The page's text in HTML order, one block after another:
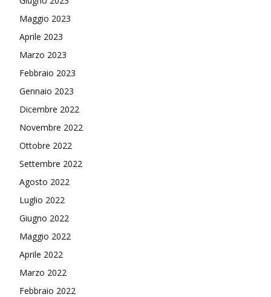
Maggio 2023
Aprile 2023
Marzo 2023
Febbraio 2023
Gennaio 2023
Dicembre 2022
Novembre 2022
Ottobre 2022
Settembre 2022
Agosto 2022
Luglio 2022
Giugno 2022
Maggio 2022
Aprile 2022
Marzo 2022
Febbraio 2022